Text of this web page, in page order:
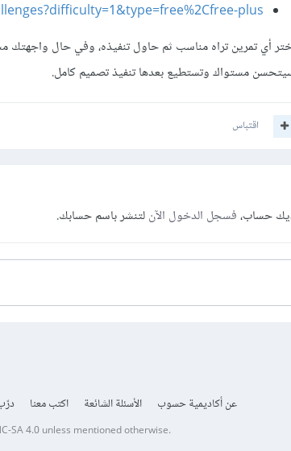
plus
أي تمرين تراه مناسب ثم حاول تنفيذه، وفي حال واجهتك
مستواك وتستطيع بعدها تنفيذ تصميم كامل.
اقتباس
حساب،فسجل الدخول الآنلتنشر باسم حسابك.
عن أكاديمية حسوب الأسئلة الشائعة اكتب معنا
SA 4.0unless mentioned otherwise.